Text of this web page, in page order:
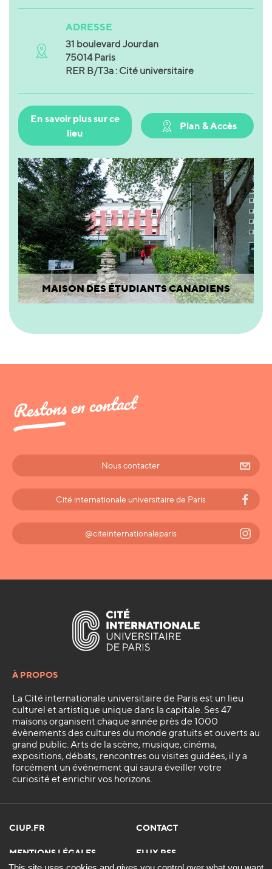
ADRESSE
31 boulevard Jourdan
75014 Paris
RER B/T3a : Cité universitaire
En savoir plus sur ce
lieu
Plan & Accès
MAISON DES ÉTUDIANTS CANADIENS
Restons en contact
Nous contacter
Cité internationale universitaire de Paris
@citeinternationaleparis
À PROPOS
La Cité internationale universitaire de Paris est un lieu
culturel et artistique unique dans la capitale. Ses 47
maisons organisent chaque année près de 1000
évènements des cultures du monde gratuits et ouverts au
grand public. Arts de la scène, musique, cinéma,
expositions, débats, rencontres ou visites guidées, il y a
forcément un événement qui saura éveiller votre
curiosité et enrichir vos horizons.
CIUP.FR CONTACT
MENTIONS LÉGALES FLUX RSS